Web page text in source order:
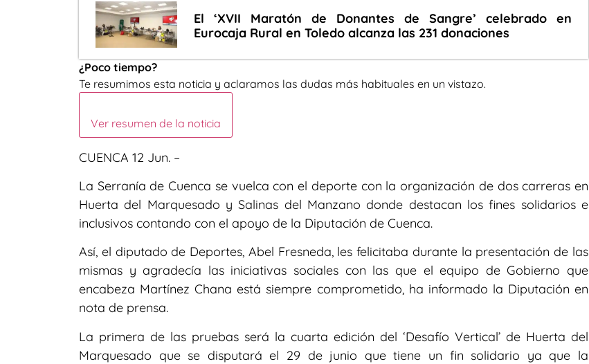
El ‘XVII Maratón de Donantes de Sangre’ celebrado en
Eurocaja Rural en Toledo alcanza las 231 donaciones
¿Poco tiempo?
Te resumimos esta noticia y aclaramos las dudas más habituales en un vistazo.
Ver resumen de la noticia
CUENCA 12 Jun. –
La Serranía de Cuenca se vuelca con el deporte con la organización de dos carreras en
Huerta del Marquesado y Salinas del Manzano donde destacan los fines solidarios e
inclusivos contando con el apoyo de la Diputación de Cuenca.
Así, el diputado de Deportes, Abel Fresneda, les felicitaba durante la presentación de las
mismas y agradecía las iniciativas sociales con las que el equipo de Gobierno que
encabeza Martínez Chana está siempre comprometido, ha informado la Diputación en
nota de prensa.
La primera de las pruebas será la cuarta edición del ‘Desafío Vertical’ de Huerta del
Marquesado que se disputará el 29 de junio que tiene un fin solidario ya que la